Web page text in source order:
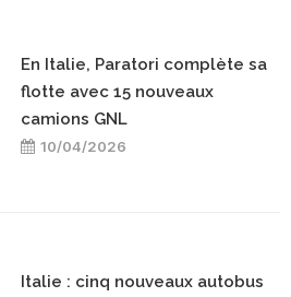
En Italie, Paratori complète sa
flotte avec 15 nouveaux
camions GNL
10/04/2026
Italie : cinq nouveaux autobus